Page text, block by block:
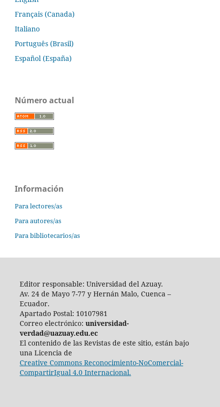
Français (Canada)
Italiano
Português (Brasil)
Español (España)
Número actual
Información
Para lectores/as
Para autores/as
Para bibliotecarios/as
Editor responsable: Universidad del Azuay.
Av. 24 de Mayo 7-77 y Hernán Malo, Cuenca –
Ecuador.
Apartado Postal: 10107981
Correo electrónico: universidad-
verdad@uazuay.edu.ec
El contenido de las Revistas de este sitio, están bajo
una Licencia de
Creative Commons Reconocimiento-NoComercial-
CompartirIgual 4.0 Internacional.